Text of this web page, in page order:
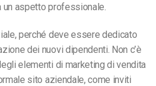
un aspetto professionale.
perché deve essere dedicato
dei nuovi dipendenti. Non c’è
elementi di marketing di vendita
sito aziendale, come inviti